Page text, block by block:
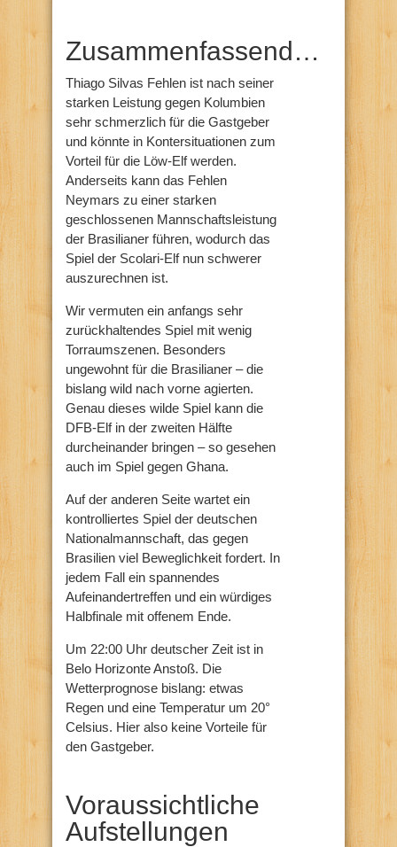
Zusammenfassend…
Thiago Silvas Fehlen ist nach seiner
starken Leistung gegen Kolumbien
sehr schmerzlich für die Gastgeber
und könnte in Kontersituationen zum
Vorteil für die Löw-Elf werden.
Anderseits kann das Fehlen
Neymars zu einer starken
geschlossenen Mannschaftsleistung
der Brasilianer führen, wodurch das
Spiel der Scolari-Elf nun schwerer
auszurechnen ist.
Wir vermuten ein anfangs sehr
zurückhaltendes Spiel mit wenig
Torraumszenen. Besonders
ungewohnt für die Brasilianer – die
bislang wild nach vorne agierten.
Genau dieses wilde Spiel kann die
DFB-Elf in der zweiten Hälfte
durcheinander bringen – so gesehen
auch im Spiel gegen Ghana.
Auf der anderen Seite wartet ein
kontrolliertes Spiel der deutschen
Nationalmannschaft, das gegen
Brasilien viel Beweglichkeit fordert. In
jedem Fall ein spannendes
Aufeinandertreffen und ein würdiges
Halbfinale mit offenem Ende.
Um 22:00 Uhr deutscher Zeit ist in
Belo Horizonte Anstoß. Die
Wetterprognose bislang: etwas
Regen und eine Temperatur um 20°
Celsius. Hier also keine Vorteile für
den Gastgeber.
Voraussichtliche
Aufstellungen